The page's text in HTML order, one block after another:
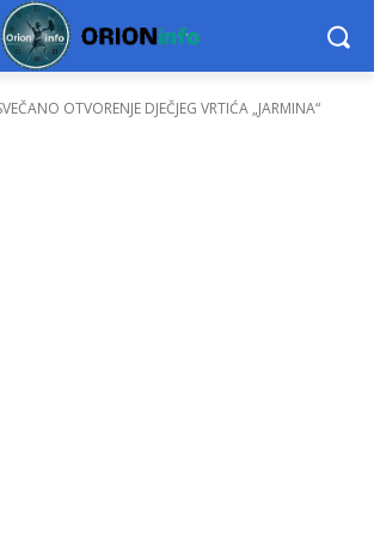
OTVORENJE DJEČJEG VRTIĆA „JARMINA“